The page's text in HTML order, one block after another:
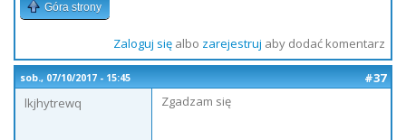
Góra strony
Zaloguj sięalbo zarejestruj aby dodać komentarz
sob., 07/10/2017 - 15:45
#37
lkjhytrewq
Zgadzam się